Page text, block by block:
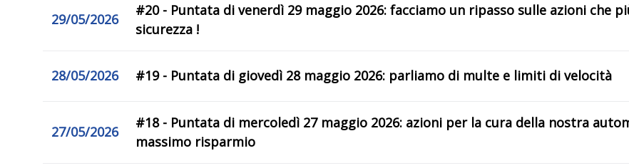
29/05/2026
#20 - Puntata di venerdì 29 maggio 2026: facciamo un ripasso sulle azioni che
sicurezza !
28/05/2026 #19 - Puntata di giovedì 28 maggio 2026: parliamo di multe e limiti di velocità
27/05/2026
#18 - Puntata di mercoledì 27 maggio 2026: azioni per la cura della nostra
massimo risparmio